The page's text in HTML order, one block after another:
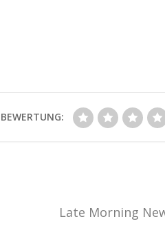
BEWERTUNG:
Late Morning